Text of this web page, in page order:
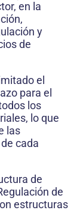
en la
y
de
el
para el
los
lo que
las
cada
de
de
estructuras